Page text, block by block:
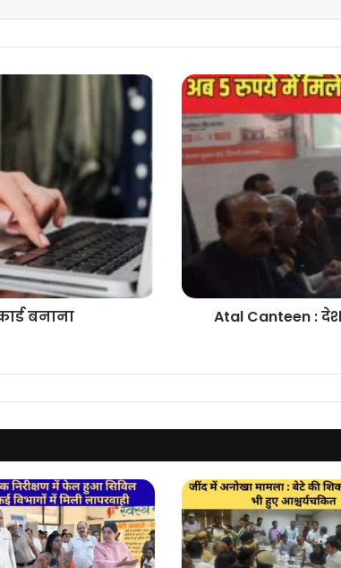
बनाना
Atal
Canteen
:
देश
की
में
अब
मिलेगा
Atal Canteen :